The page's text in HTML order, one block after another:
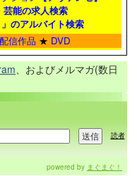
能の求人検索
のアルバイト検索
信作品 ★ DVD
、およびメルマガ(数日
読者
powered by まぐまぐ！